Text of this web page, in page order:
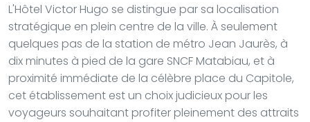
L'Hôtel Victor Hugo se distingue par sa localisation
stratégique en plein centre de la ville. À seulement
quelques pas de la station de métro Jean Jaurès, à
dix minutes à pied de la gare SNCF Matabiau, et à
proximité immédiate de la célèbre place du Capitole,
cet établissement est un choix judicieux pour les
voyageurs souhaitant profiter pleinement des attraits